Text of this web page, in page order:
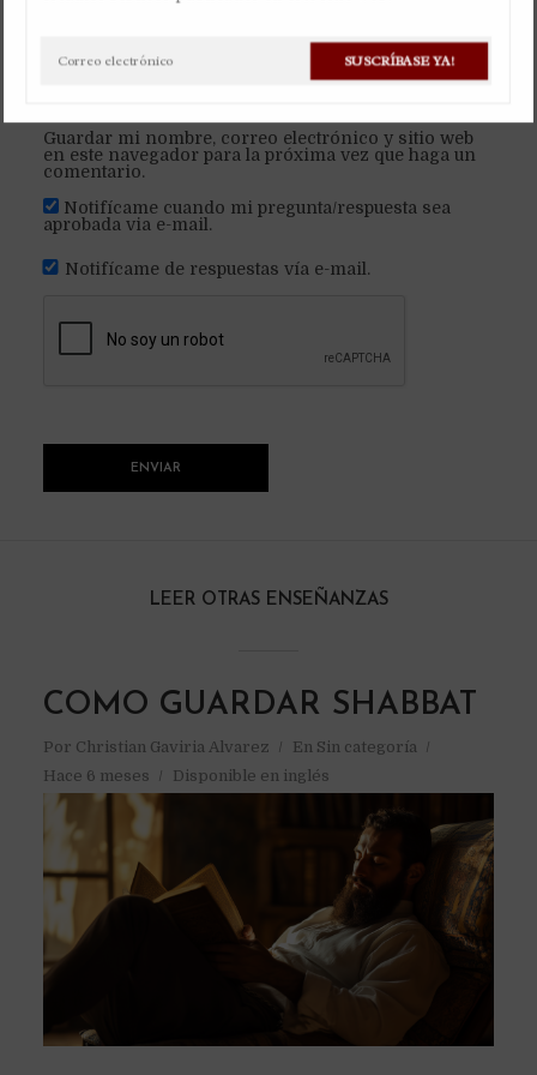
Haz una pregunta
Disponible en inglés
Guardar mi nombre, correo electrónico y sitio web
en este navegador para la próxima vez que haga un
comentario.
Notifícame cuando mi pregunta/respuesta sea
aprobada via e-mail.
Notifícame de respuestas vía e-mail.
LEER OTRAS ENSEÑANZAS
COMO GUARDAR SHABBAT
Por Christian Gaviria Alvarez En Sin categoría
Hace 6 meses
Disponible en inglés
SUSCRÍBASE YA!